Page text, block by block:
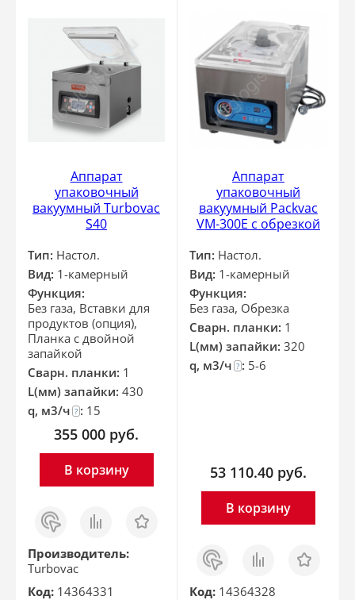
Аппарат
упаковочный
вакуумный Turbovac
S40
Тип: Настол.
Вид: 1-камерный
Функция:
Без газа, Вставки для
продуктов (опция),
Планка с двойной
запайкой
Сварн. планки: 1
L(мм) запайки: 430
q, м3/ч ? : 15
355 000 руб.
В корзину
Заказ
в 1
клик
Сравнить Отложить
Производитель:
Turbovac
Код: 14364331
Аппарат
упаковочный
вакуумный Packvac
VM-300E с обрезкой
Тип: Настол.
Вид: 1-камерный
Функция:
Без газа, Обрезка
Сварн. планки: 1
L(мм) запайки: 320
q, м3/ч ? : 5-6
53 110.40 руб.
В корзину
Заказ
в 1
клик
Сравнить Отложить
Код: 14364328